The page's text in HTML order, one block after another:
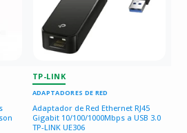
TP-LINK
ADAPTADORES DE RED
Adaptador de Red Ethernet RJ45
Gigabit 10/100/1000Mbps a USB 3.0
TP-LINK UE306